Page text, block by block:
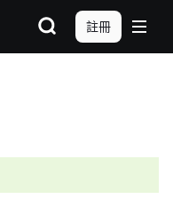
註冊